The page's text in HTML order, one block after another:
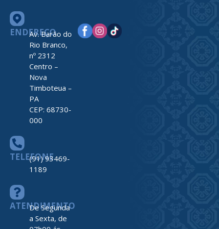
ENDEREÇO
Av. Barão do
Rio Branco,
nº 2312
Centro –
Nova
Timboteua –
PA
CEP: 68730-
000
TELEFONE
(91) 93469-
1189
ATENDIMENTO
De Segunda
a Sexta, de